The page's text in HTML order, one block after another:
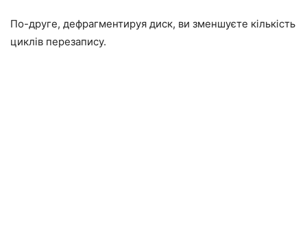
По-друге, дефрагментируя диск, ви зменшуєте кількість
циклів перезапису.